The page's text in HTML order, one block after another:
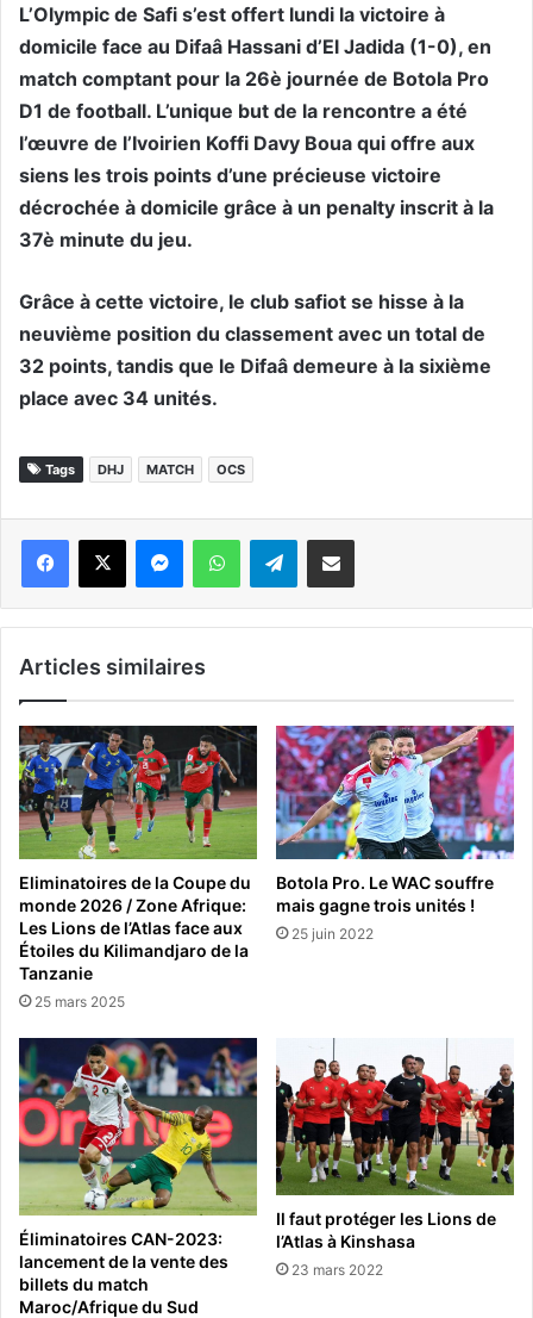
L’Olympic de Safi s’est offert lundi la victoire à
domicile face au Difaâ Hassani d’El Jadida (1-0), en
match comptant pour la 26è journée de Botola Pro
D1 de football. L’unique but de la rencontre a été
l’œuvre de l’Ivoirien Koffi Davy Boua qui offre aux
siens les trois points d’une précieuse victoire
décrochée à domicile grâce à un penalty inscrit à la
37è minute du jeu.
Grâce à cette victoire, le club safiot se hisse à la
neuvième position du classement avec un total de
32 points, tandis que le Difaâ demeure à la sixième
place avec 34 unités.
Tags DHJ MATCH OCS
WhatsApp Telegram
Articles similaires
Eliminatoires de la Coupe du
monde 2026 / Zone Afrique:
Les Lions de l’Atlas face aux
Étoiles du Kilimandjaro de la
Tanzanie
25 mars 2025
Botola Pro. Le WAC souffre
mais gagne trois unités !
25 juin 2022
Éliminatoires CAN-2023:
lancement de la vente des
billets du match
Maroc/Afrique du Sud
Il faut protéger les Lions de
l’Atlas à Kinshasa
23 mars 2022